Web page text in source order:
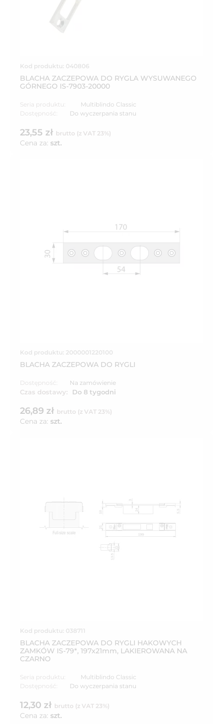
Kod produktu: 040806
BLACHA ZACZEPOWA DO RYGLA WYSUWANEGO
GÓRNEGO IS-7903-20000
Seria produktu:
Multiblindo Classic
Dostępność:
Do wyczerpania stanu
23,55 zł brutto (z VAT 23%)
Cena za: szt.
Kod produktu: 2000001220100
BLACHA ZACZEPOWA DO RYGLI
Dostępność: Na zamówienie
Czas dostawy: Do 8 tygodni
26,89 zł brutto (z VAT 23%)
Cena za: szt.
Kod produktu: 038711
BLACHA ZACZEPOWA DO RYGLI HAKOWYCH
ZAMKÓW IS-79*, 197x21mm, LAKIEROWANA NA
CZARNO
Seria produktu:
Multiblindo Classic
Dostępność:
Do wyczerpania stanu
12,30 zł brutto (z VAT 23%)
Cena za: szt.